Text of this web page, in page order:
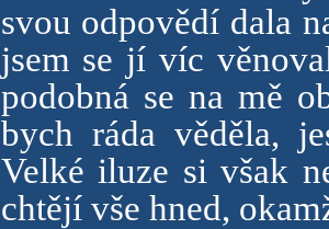
svou odpovědí dala
jsem se jí víc
podobná se na mě
bych ráda věděla,
Velké iluze si však
chtějí vše hned,